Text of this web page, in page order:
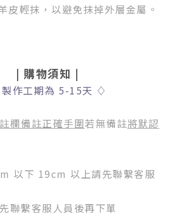
皮輕抹，以避免抹掉外層金屬。
| 購物須知 |
製作工期為 5-15天 ♢
欄備註正確手圍若無備註將默認
以下 19cm 以上請先聯繫客服
聯繫客服人員後再下單